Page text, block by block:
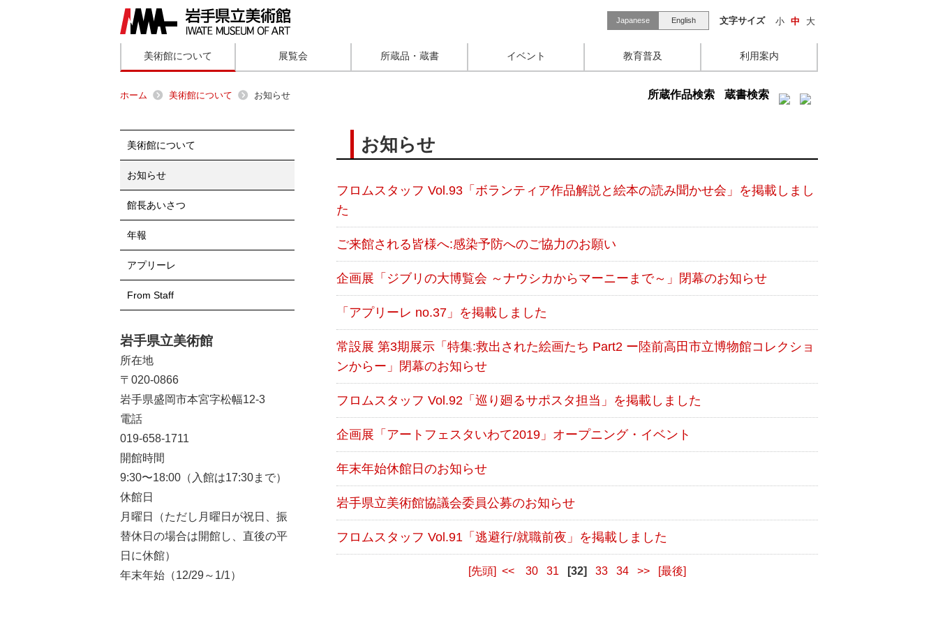
文字サイズ 小 中 大
Japanese English
美術館について 展覧会 所蔵品・蔵書 イベント 教育普及 利用案内
ホーム 美術館について お知らせ 所蔵作品検索 蔵書検索
お知らせ
フロムスタッフ Vol.93「ボランティア作品解説と絵本の読み聞かせ会」を掲載しまし
た
ご来館される皆様へ:感染予防へのご協力のお願い
企画展「ジブリの大博覧会 ～ナウシカからマーニーまで～」閉幕のお知らせ
「アプリーレ no.37」を掲載しました
常設展 第3期展示「特集:救出された絵画たち Part2 ー陸前高田市立博物館コレクショ
ンからー」閉幕のお知らせ
フロムスタッフ Vol.92「巡り廻るサポスタ担当」を掲載しました
企画展「アートフェスタいわて2019」オープニング・イベント
年末年始休館日のお知らせ
岩手県立美術館協議会委員公募のお知らせ
フロムスタッフ Vol.91「逃避行/就職前夜」を掲載しました
[先頭] << 30 31 [32] 33 34 >> [最後]
美術館について
お知らせ
館長あいさつ
年報
アプリーレ
From Staff
岩手県立美術館
所在地
〒020-0866
岩手県盛岡市本宮字松幅12-3
電話
019-658-1711
開館時間
9:30〜18:00（入館は17:30まで）
休館日
月曜日（ただし月曜日が祝日、振
替休日の場合は開館し、直後の平
日に休館）
年末年始（12/29～1/1）